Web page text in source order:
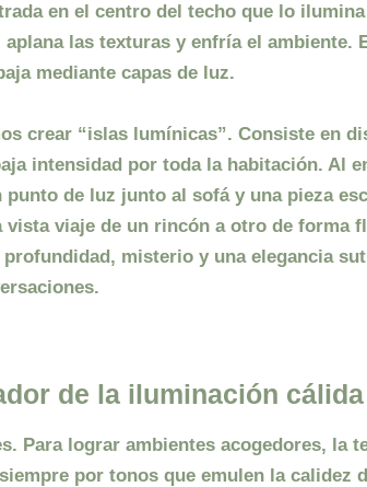
en el centro del techo que lo
las texturas y enfría el ambiente.
mediante capas de luz.
crear “islas lumínicas”. Consiste en
intensidad por toda la habitación. Al
punto de luz junto al sofá y una pieza
viaje de un rincón a otro de forma
misterio y una elegancia
de la iluminación cálida
Para lograr ambientes acogedores, la
por tonos que emulen la calidez